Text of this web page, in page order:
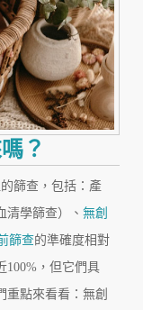
？
篩查，包括：產
清學篩查）、 無創
篩查的準確度相對
100%，但它們具
重點來看看：無創